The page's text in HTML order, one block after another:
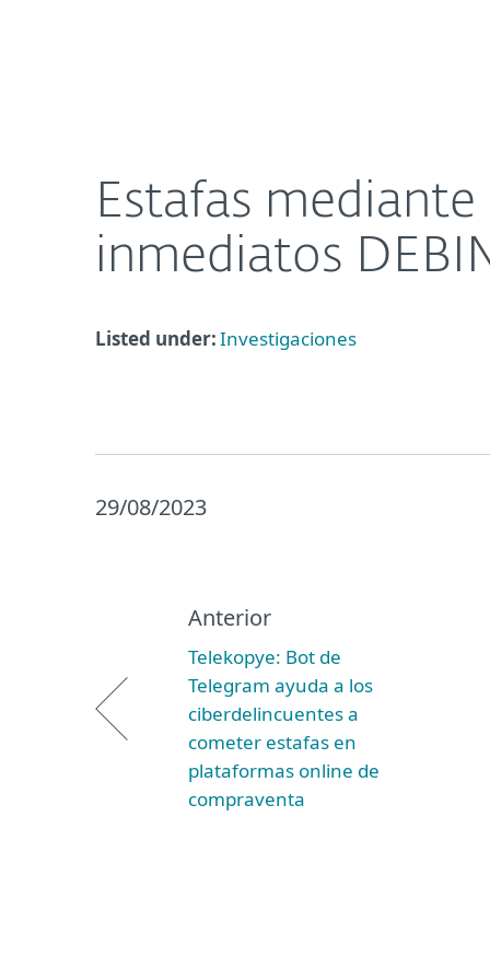
Estafas
inmediatos
Listed under:Investigaciones
29/08/2023
Anterior
Telekopye: Bot de
Telegram ayuda a los
ciberdelincuentes a
cometer estafas en
plataformas online de
compraventa